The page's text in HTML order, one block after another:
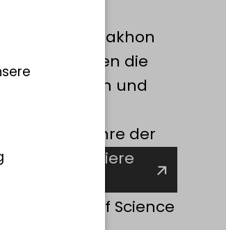
LIPI), das
in Nakhon
in Australien die
in Darwin und
an der Lehre der
der Tiere
Bachelor of Science